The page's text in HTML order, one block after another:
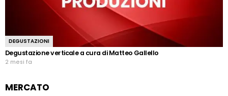
DEGUSTAZIONI
Degustazione verticale a cura di Matteo Gallello
2 mesi fa
MERCATO